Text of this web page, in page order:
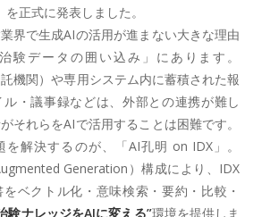
を正式に発表しました。
界で生成AIの活用が進まない大きな理由
験データの囲い込み」にあります。
機関）や専用システム内に蓄積された報
・議事録などは、外部との連携が難し
それらをAIで活用することは困難です。
を解決するのが、「AI孔明 on IDX」。
Generation）構成により、IDX
ベクトル化・意味検索・要約・比較・
験ナレッジをAIに変える”環境を提供しま